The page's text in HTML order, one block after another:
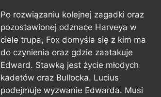
Po rozwiązaniu kolejnej zagadki oraz
pozostawionej odznace Harveya w
ciele trupa, Fox domyśla się z kim ma
do czynienia oraz gdzie zaatakuje
Edward. Stawką jest życie młodych
kadetów oraz Bullocka. Lucius
podejmuje wyzwanie Edwarda. Musi